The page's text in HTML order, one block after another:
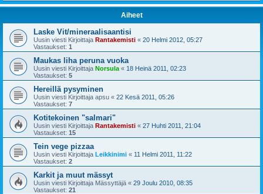
Aiheet
Laske Vit/mineraalisaantisi
Uusin viesti Kirjoittaja Rantakemisti « 20 Helmi 2012, 05:27
Vastaukset: 1
Maukas liha peruna vuoka
Uusin viesti Kirjoittaja Norsula « 18 Heinä 2011, 02:23
Vastaukset: 5
Hereillä pysyminen
Uusin viesti Kirjoittaja apsu « 22 Kesä 2011, 05:26
Vastaukset: 7
Kotitekoinen "salmari"
Uusin viesti Kirjoittaja Rantakemisti « 27 Huhti 2011, 21:04
Vastaukset: 15
Tein vege pizzaa
Uusin viesti Kirjoittaja Leikkinimi « 11 Helmi 2011, 11:22
Vastaukset: 2
Karkit ja muut mässyt
Uusin viesti Kirjoittaja Mässyttäjä « 29 Joulu 2010, 08:35
Vastaukset: 21